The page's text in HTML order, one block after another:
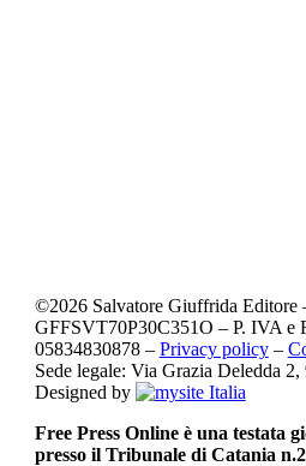
©2026Salvatore Giuffrida Editore
GFFSVT70P30C351O – P. IVA e
05834830878 – Privacy policy–
Sede legale: Via Grazia Deledda
Designed by
Free Press Online è una testata
presso il Tribunale di Catania